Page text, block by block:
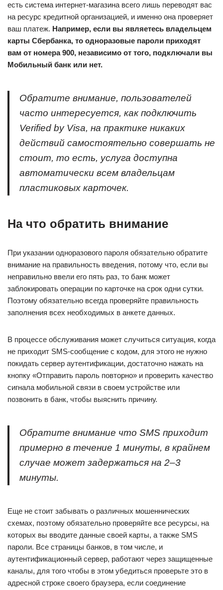
есть система интернет-магазина всего лишь переводят вас
на ресурс кредитной организацией, и именно она проверяет
ваш платеж. Например, если вы являетесь владельцем
карты Сбербанка, то одноразовые пароли приходят
вам от номера 900, независимо от того, подключали вы
Мобильный банк или нет.
Обратите внимание, пользователей
часто интересуется, как подключить
Verified by Visa, на практике никаких
действий самостоятельно совершать не
стоит, то есть, услуга доступна
автоматически всем владельцам
пластиковых карточек.
На что обратить внимание
При указании одноразового пароля обязательно обратите
внимание на правильность введения, потому что, если вы
неправильно ввели его пять раз, то банк может
заблокировать операции по карточке на срок одни сутки.
Поэтому обязательно всегда проверяйте правильность
заполнения всех необходимых в анкете данных.
В процессе обслуживания может случиться ситуация, когда
не приходит SMS-сообщение с кодом, для этого не нужно
покидать сервер аутентификации, достаточно нажать на
кнопку «Отправить пароль повторно» и проверить качество
сигнала мобильной связи в своем устройстве или
позвонить в банк, чтобы выяснить причину.
Обратите внимание что SMS приходит
примерно в течение 1 минуты, в крайнем
случае может задержаться на 2–3
минуты.
Еще не стоит забывать о различных мошеннических
схемах, поэтому обязательно проверяйте все ресурсы, на
которых вы вводите данные своей карты, а также SMS
пароли. Все страницы банков, в том числе, и
аутентификационный сервер, работают через защищенные
каналы, для того чтобы в этом убедиться проверьте это в
адресной строке своего браузера, если соединение